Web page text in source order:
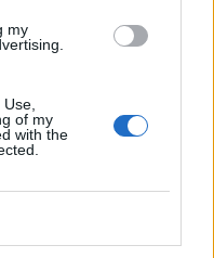
my
of my
with the
üzeni,
a Román